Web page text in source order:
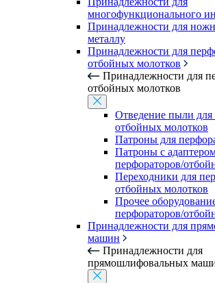
многофункционального
Принадлежности для
металлу
Принадлежности для
отбойных молотков
Принадлежности для
отбойных молотков
Отведение пыли для
отбойных молотков
Патроны для
Патроны с
перфораторов/
Переходники для
отбойных молотков
Прочее
перфораторов/
Принадлежности для
машин
Принадлежности для
прямошлифовальных